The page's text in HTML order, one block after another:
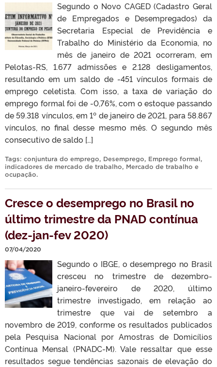
Segundo o Novo CAGED (Cadastro Geral
de Empregados e Desempregados) da
Secretaria Especial de Previdência e
Trabalho do Ministério da Economia, no
mês de janeiro de 2021 ocorreram, em
Pelotas-RS, 1.677 admissões e 2.128 desligamentos,
resultando em um saldo de -451 vínculos formais de
emprego celetista. Com isso, a taxa de variação do
emprego formal foi de -0,76%, com o estoque passando
de 59.318 vínculos, em 1º de janeiro de 2021, para 58.867
vínculos, no final desse mesmo mês. O segundo mês
consecutivo de saldo […]
Tags: conjuntura do emprego, Desemprego, Emprego formal,
indicadores de mercado de trabalho, Mercado de trabalho e
ocupação.
Cresce o desemprego no Brasil no
último trimestre da PNAD contínua
(dez-jan-fev 2020)
07/04/2020
Segundo o IBGE, o desemprego no Brasil
cresceu no trimestre de dezembro-
janeiro-fevereiro de 2020, último
trimestre investigado, em relação ao
trimestre que vai de setembro a
novembro de 2019, conforme os resultados publicados
pela Pesquisa Nacional por Amostras de Domicílios
Contínua Mensal (PNADC-M). Vale ressaltar que esse
resultados segue tendências sazonais de elevação do